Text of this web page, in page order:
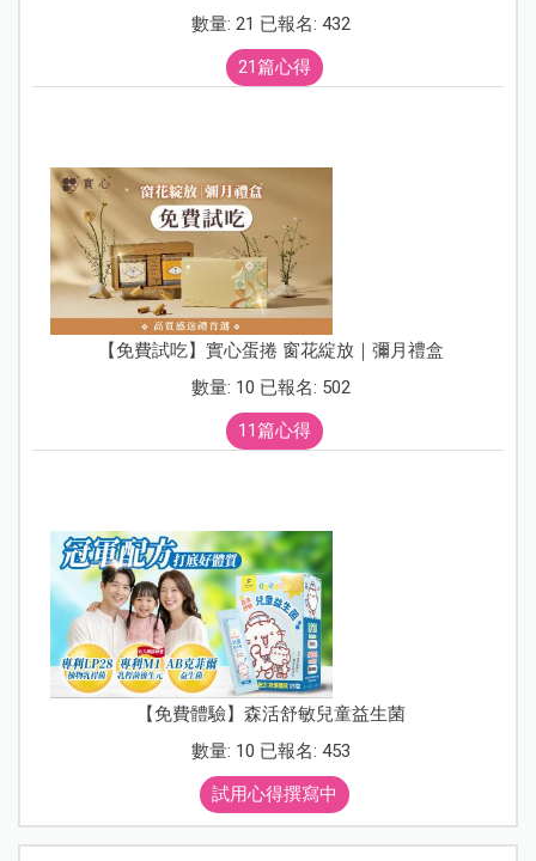
數量: 21 已報名: 432
21篇心得
【免費試吃】實心蛋捲 窗花綻放｜彌月禮盒
數量: 10 已報名: 502
11篇心得
【免費體驗】森活舒敏兒童益生菌
數量: 10 已報名: 453
試用心得撰寫中